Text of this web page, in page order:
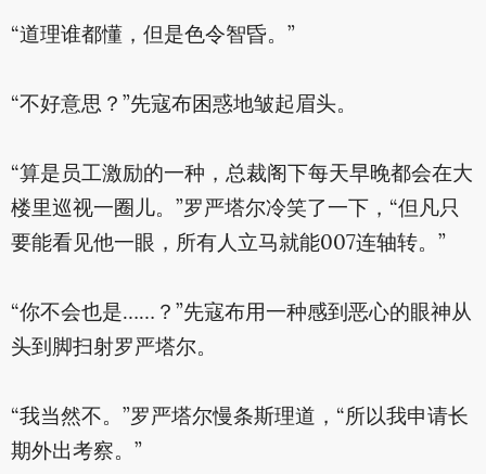
“道理谁都懂，但是色令智昏。”
“不好意思？”先寇布困惑地皱起眉头。
“算是员工激励的一种，总裁阁下每天早晚都会在大
楼里巡视一圈儿。”罗严塔尔冷笑了一下，“但凡只
要能看见他一眼，所有人立马就能007连轴转。”
“你不会也是……？”先寇布用一种感到恶心的眼神从
头到脚扫射罗严塔尔。
“我当然不。”罗严塔尔慢条斯理道，“所以我申请长
期外出考察。”